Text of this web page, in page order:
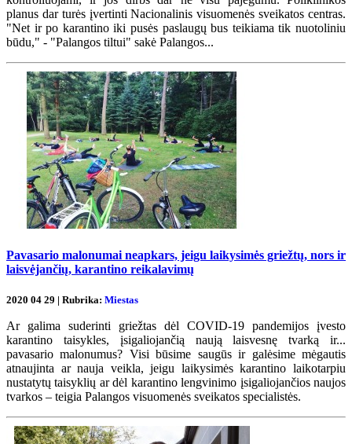
planus dar turės įvertinti Nacionalinis visuomenės sveikatos centras.
"Net ir po karantino iki pusės paslaugų bus teikiama tik nuotoliniu
būdu," - "Palangos tiltui" sakė Palangos...
Pavasario malonumai neapkars, jeigu laikysimės griežtų, nors ir
laisvėjančių, karantino reikalavimų
2020 04 29 | Rubrika: Miestas
Ar galima suderinti griežtas dėl COVID-19 pandemijos įvesto
karantino taisykles, įsigaliojančią naują laisvesnę tvarką ir...
pavasario malonumus? Visi būsime saugūs ir galėsime mėgautis
atnaujinta ar nauja veikla, jeigu laikysimės karantino laikotarpiu
nustatytų taisyklių ar dėl karantino lengvinimo įsigaliojančios naujos
tvarkos – teigia Palangos visuomenės sveikatos specialistės.